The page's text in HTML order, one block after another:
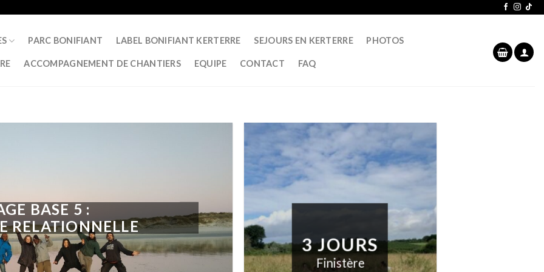
PARC BONIFIANT LABEL BONIFIANT KERTERRE SEJOURS EN KERTERRE PHOTOS
ACCOMPAGNEMENT DE CHANTIERS EQUIPE CONTACT FAQ
BASE 5 :
RELATIONNELLE
3 JOURS
Finistère